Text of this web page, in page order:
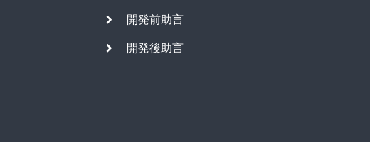
開発前助言
開発後助言